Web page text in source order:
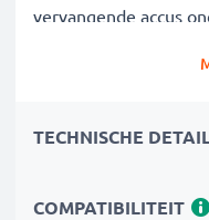
vervangende accus
Vervang de batterij,
die je geld bespaart
TECHNISCHE
COMPATIBILITEIT